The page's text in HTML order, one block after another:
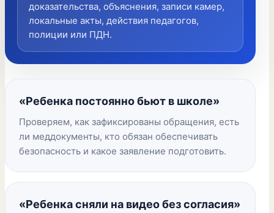
доказательства, объяснения, записи камер,
локальные акты, действия педагогов,
полиции или ПДН.
«Ребенка постоянно бьют в школе»
Проверяем, как зафиксированы обращения, есть
ли меддокументы, кто обязан обеспечивать
безопасность и какое заявление подготовить.
«Ребенка сняли на видео без согласия»